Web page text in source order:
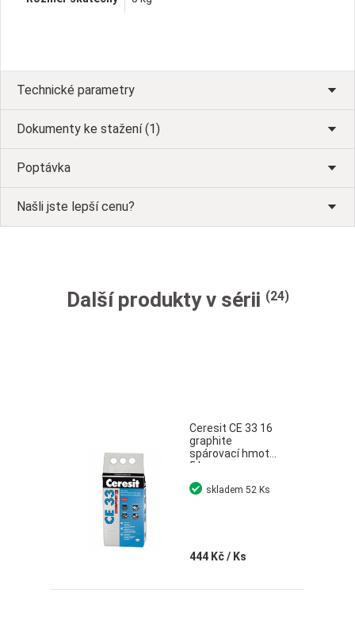
Technické parametry
Dokumenty ke stažení (1)
Poptávka
Našli jste lepší cenu?
Další produkty v sérii (24)
Ceresit CE 33 16
graphite
spárovací hmota
5 kg
444 Kč/ Ks
skladem 52 Ks